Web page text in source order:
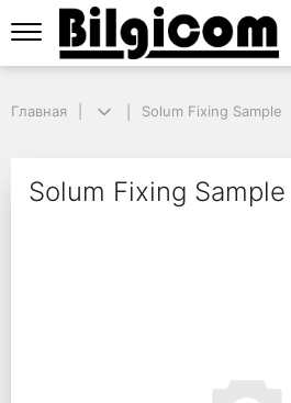
Solum Fixing Sample
Главная Solum Fixing Sample
Solum Fixing Sample